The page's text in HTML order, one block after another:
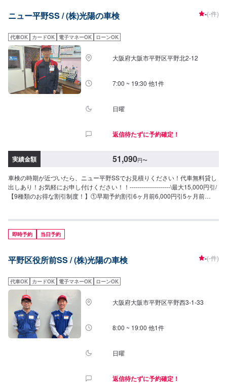
整備基本料：8,250円完成検査料：7,700円継続申請料：8,800円法定費用
なら34,490円◉小型乗用車整備基本料：8,250円完成検査料：7,700円継続申
請料：8,800円法定費用計：36,250円▶︎[合計金額]61,000円最大割引後：
46,000円＞＞＞減税対象車なら39,600円◉中型乗用車整備基本料：10,450円
完成検査料：7,700円継続申請料：8,800円法定費用計：44,450円▶︎[合計金
額]71,400円最大割引後：56,400円＞＞＞減税対象車なら46,800円◉大型乗用
車整備基本料：10,450円完成検査料：7,700円継続申請料：8,800円法定費用
計：52,750円▶︎[合計金額]79,700円最大割引後：64,700円＞＞＞減税対象車
なり合計価格も変わります。・輸入車は、初年度より9年以内のベンツ・
がございます。・他割引の併用不可。・ご予約時に1,000円の予約金を頂戴い
ニュー平野SS / (株)光陽の車検 -(-件)
代車OK カードOK 電子マネーOK ローンOK
大阪府大阪市平野区平野北2-12
7:00 ~ 19:30 他1件
日曜
返信待たずに予約確定！
実績金額 51,090円〜
車検の時期が近づいたら、ニュー平野SSでお見積りください！代車無料貸し
出しあり！お気軽にお申し付けください！！--------------------\最大15,000円引/
【9種類のお得な割引制度！】①早期予約割引6ヶ月前6,000円引5ヶ月前
リピート割引1,000円引⑤当店初めて割引1,000円引⑥代車不要割引1,000円
引⑦入庫日即決割引1,000円⑧お得意様会員割引1,000円⑨WEB予約割引
1,000円--------------------＜車検料金＞◉軽自動車整備基本料：8,250円完成検査
円最大割引後：36,090円＞＞＞減税対象車なら34,490円◉小型乗用車整備基
36,250円▶︎[合計金額]61,000円最大割引後：46,000円＞＞＞減税対象車なら
39,600円◉中型乗用車整備基本料：10,450円完成検査料：7,700円継続申請
料：8,800円法定費用計：44,450円▶︎[合計金額]71,400円最大割引後：56,400
円＞＞＞減税対象車なら46,800円◉大型乗用車整備基本料：10,450円完成検
査料：7,700円継続申請料：8,800円法定費用計：52,750円▶︎[合計金
額]79,700円最大割引後：64,700円＞＞＞減税対象車なら51,900円<注意>・
中型乗用車が3ナンバーの場合、印紙代が＋1,000円となり合計価格も変わり
BMWに限る。・事業登録車両（緑ナンバー）・トラック類・8ナンバー車・
車検費用に充当いたします。返金はできかねます。
即時予約 当日予約
平野区役所前SS / (株)光陽の車検 -(-件)
代車OK カードOK 電子マネーOK ローンOK
大阪府大阪市平野区平野西3-1-33
8:00 ~ 19:00 他1件
日曜
返信待たずに予約確定！